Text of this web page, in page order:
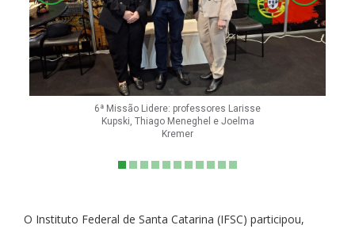
6ª Missão Lidere: professores Larisse
Kupski, Thiago Meneghel e Joelma
Kremer
O Instituto Federal de Santa Catarina (IFSC) participou,